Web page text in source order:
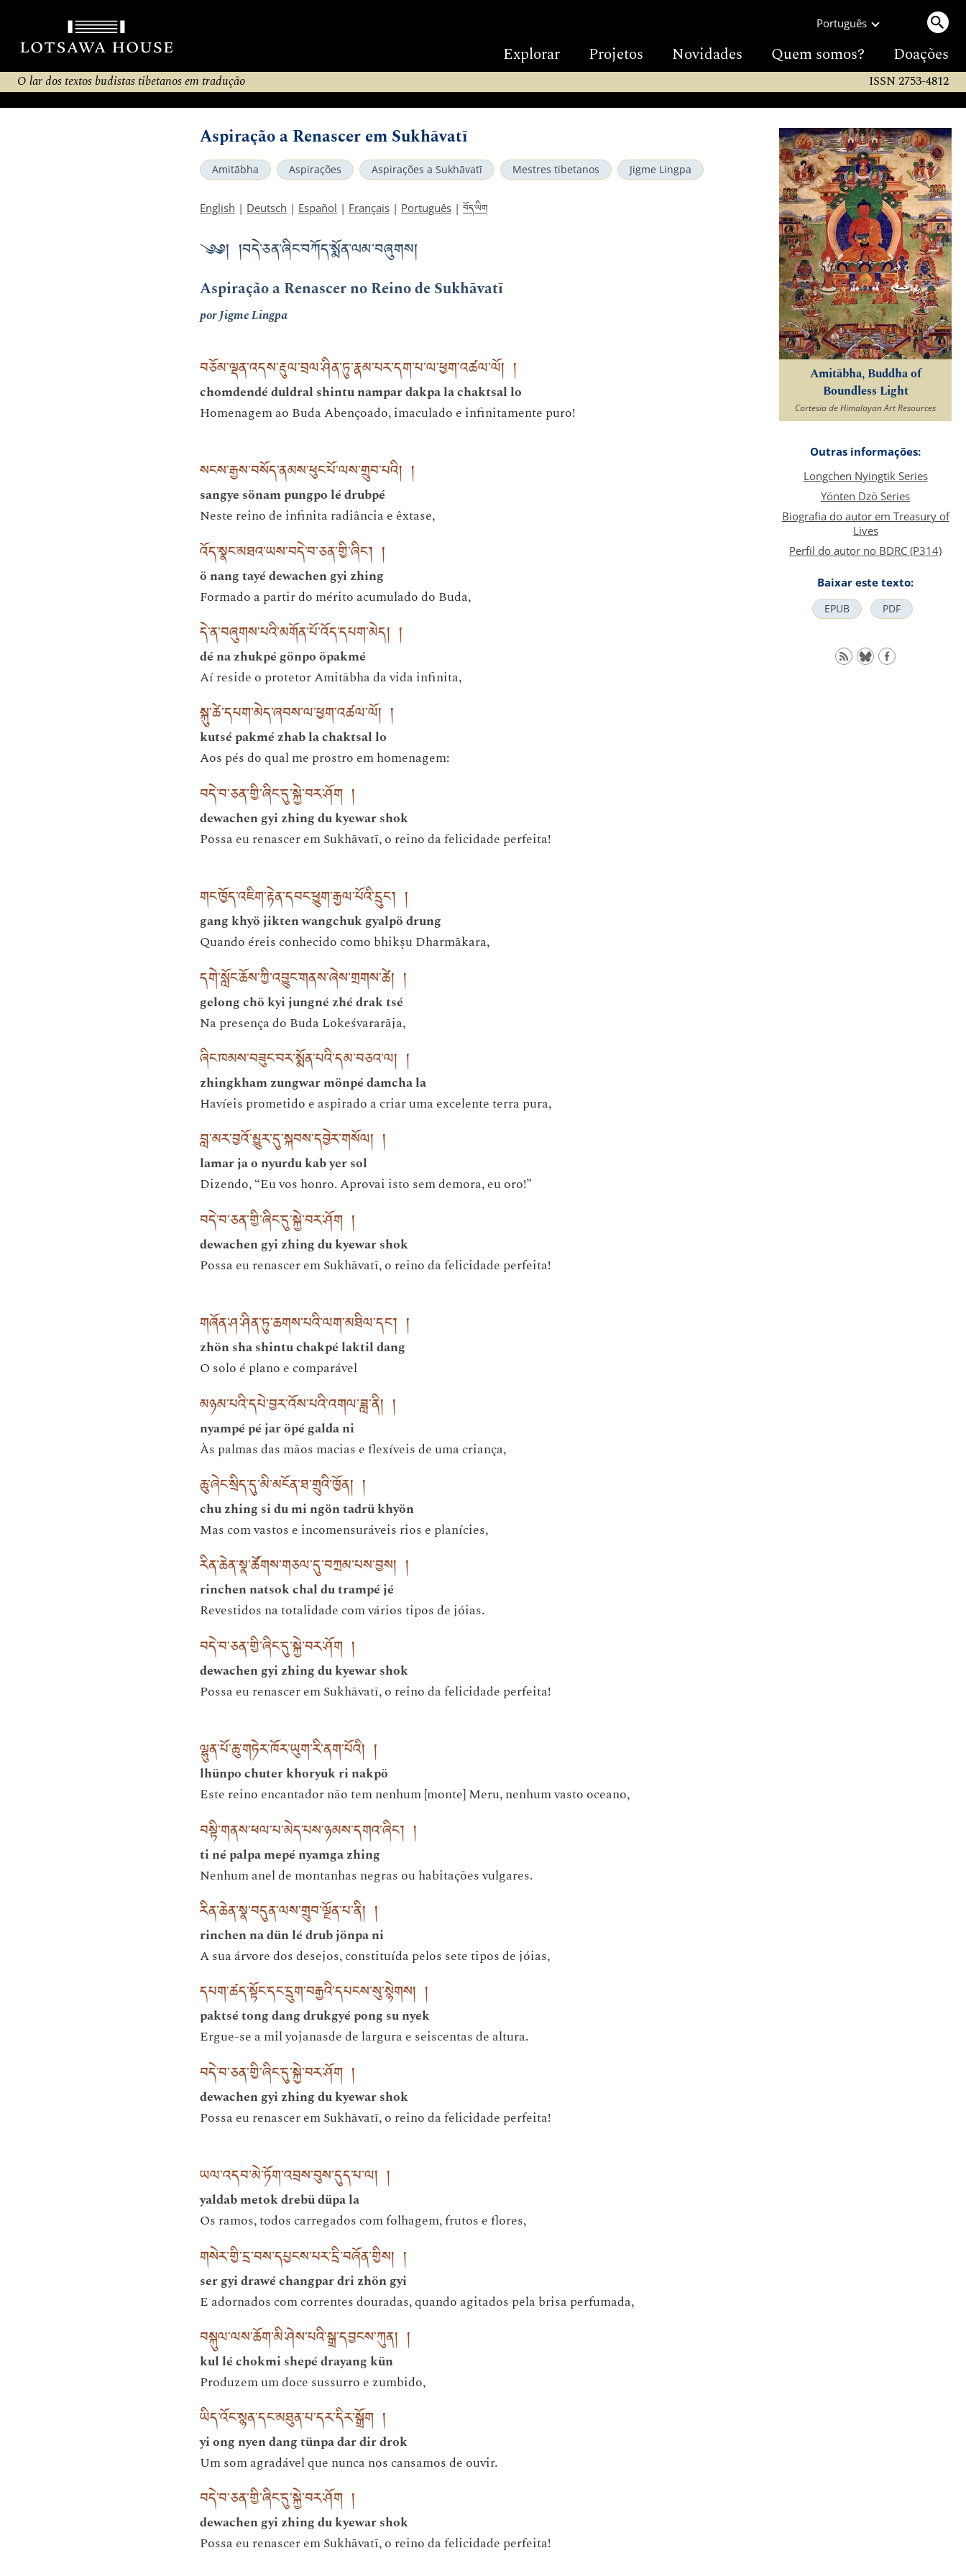
Português
Explorar Projetos Novidades Quem somos? Doações
O lar dos textos budistas tibetanos em tradução ISSN 2753-4812
Aspiração a Renascer em Sukhāvatī
Amitābha Aspirações Aspirações a Sukhāvatī Mestres tibetanos Jigme Lingpa
English | Deutsch | Español | Français | Português | བོད་ཡིག
༄༅། །བདེ་ཅན་ཞིང་བཀོད་སྨོན་ལམ་བཞུགས།
Aspiração a Renascer no Reino de Sukhāvatī
por Jigme Lingpa
བཅོམ་ལྡན་འདས་རྡུལ་བྲལ་ཤིན་ཏུ་རྣམ་པར་དག་པ་ལ་ཕྱག་འཚལ་ལོ། །
chomdendé duldral shintu nampar dakpa la chaktsal lo
Homenagem ao Buda Abençoado, imaculado e infinitamente puro!
སངས་རྒྱས་བསོད་ནམས་ཕུང་པོ་ལས་གྲུབ་པའི། །
sangye sönam pungpo lé drubpé
Neste reino de infinita radiância e êxtase,
འོད་སྣང་མཐའ་ཡས་བདེ་བ་ཅན་གྱི་ཞིང་། །
ö nang tayé dewachen gyi zhing
Formado a partir do mérito acumulado do Buda,
དེ་ན་བཞུགས་པའི་མགོན་པོ་འོད་དཔག་མེད། །
dé na zhukpé gönpo öpakmé
Aí reside o protetor Amitābha da vida infinita,
སྐུ་ཚེ་དཔག་མེད་ཞབས་ལ་ཕྱག་འཚལ་ལོ། །
kutsé pakmé zhab la chaktsal lo
Aos pés do qual me prostro em homenagem:
བདེ་བ་ཅན་གྱི་ཞིང་དུ་སྐྱེ་བར་ཤོག །
dewachen gyi zhing du kyewar shok
Possa eu renascer em Sukhāvatī, o reino da felicidade perfeita!
གང་ཁྱོད་འཇིག་རྟེན་དབང་ཕྱུག་རྒྱལ་པོའི་དྲུང་། །
gang khyö jikten wangchuk gyalpö drung
Quando éreis conhecido como bhikṣu Dharmākara,
དགེ་སློང་ཆོས་ཀྱི་འབྱུང་གནས་ཞེས་གྲགས་ཚེ། །
gelong chö kyi jungné zhé drak tsé
Na presença do Buda Lokeśvararāja,
ཞིང་ཁམས་བཟུང་བར་སྨོན་པའི་དམ་བཅའ་ལ། །
zhingkham zungwar mönpé damcha la
Havíeis prometido e aspirado a criar uma excelente terra pura,
བླ་མར་བྱའོ་མྱུར་དུ་སྐབས་དབྱེར་གསོལ། །
lamar ja o nyurdu kab yer sol
Dizendo, “Eu vos honro. Aprovai isto sem demora, eu oro!”
བདེ་བ་ཅན་གྱི་ཞིང་དུ་སྐྱེ་བར་ཤོག །
dewachen gyi zhing du kyewar shok
Possa eu renascer em Sukhāvatī, o reino da felicidade perfeita!
གཞོན་ཤ་ཤིན་ཏུ་ཆགས་པའི་ལག་མཐིལ་དང་། །
zhön sha shintu chakpé laktil dang
O solo é plano e comparável
མཉམ་པའི་དཔེ་བྱར་འོས་པའི་འགལ་ཟླ་ནི། །
nyampé pé jar öpé galda ni
Às palmas das mãos macias e flexíveis de uma criança,
ཆུ་ཞེང་སྲིད་དུ་མི་མངོན་ཐ་གྲུའི་ཁྱོན། །
chu zhing si du mi ngön tadrü khyön
Mas com vastos e incomensuráveis rios e planícies,
རིན་ཆེན་སྣ་ཚོགས་གཅལ་དུ་བཀྲམ་པས་བྱས། །
rinchen natsok chal du trampé jé
Revestidos na totalidade com vários tipos de jóias.
བདེ་བ་ཅན་གྱི་ཞིང་དུ་སྐྱེ་བར་ཤོག །
dewachen gyi zhing du kyewar shok
Possa eu renascer em Sukhāvatī, o reino da felicidade perfeita!
ལྷུན་པོ་ཆུ་གཏེར་ཁོར་ཡུག་རི་ནག་པོའི། །
lhünpo chuter khoryuk ri nakpö
Este reino encantador não tem nenhum [monte] Meru, nenhum vasto oceano,
བསྟི་གནས་ཕལ་པ་མེད་པས་ཉམས་དགའ་ཞིང་། །
ti né palpa mepé nyamga zhing
Nenhum anel de montanhas negras ou habitações vulgares.
རིན་ཆེན་སྣ་བདུན་ལས་གྲུབ་ལྗོན་པ་ནི། །
rinchen na dün lé drub jönpa ni
A sua árvore dos desejos, constituída pelos sete tipos de jóias,
དཔག་ཚད་སྟོང་དང་དྲུག་བརྒྱའི་དཔངས་སུ་སྙེགས། །
paktsé tong dang drukgyé pong su nyek
Ergue-se a mil yojanasde de largura e seiscentas de altura.
བདེ་བ་ཅན་གྱི་ཞིང་དུ་སྐྱེ་བར་ཤོག །
dewachen gyi zhing du kyewar shok
Possa eu renascer em Sukhāvatī, o reino da felicidade perfeita!
ཡལ་འདབ་མེ་ཏོག་འབྲས་བུས་དུད་པ་ལ། །
yaldab metok drebü düpa la
Os ramos, todos carregados com folhagem, frutos e flores,
གསེར་གྱི་དྲ་བས་དཔྱངས་པར་དྲི་བཞོན་གྱིས། །
ser gyi drawé changpar dri zhön gyi
E adornados com correntes douradas, quando agitados pela brisa perfumada,
བསྐུལ་ལས་ཆོག་མི་ཤེས་པའི་སྒྲ་དབྱངས་ཀུན། །
kul lé chokmi shepé drayang kün
Produzem um doce sussurro e zumbido,
ཡིད་འོང་སྙན་དང་མཐུན་པ་དར་དིར་སྒྲོག །
yi ong nyen dang tünpa dar dir drok
Um som agradável que nunca nos cansamos de ouvir.
བདེ་བ་ཅན་གྱི་ཞིང་དུ་སྐྱེ་བར་ཤོག །
dewachen gyi zhing du kyewar shok
Possa eu renascer em Sukhāvatī, o reino da felicidade perfeita!
Amitābha, Buddha of
Boundless Light
Cortesia de Himalayan Art Resources
Outras informações:
Longchen Nyingtik Series
Yönten Dzö Series
Biografia do autor em Treasury of
Lives
Perfil do autor no BDRC (P314)
Baixar este texto:
EPUB PDF